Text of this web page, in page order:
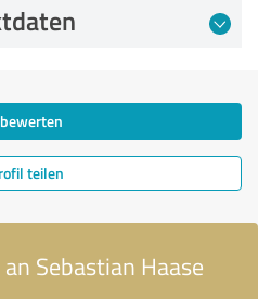
teilen
Sebastian Haase